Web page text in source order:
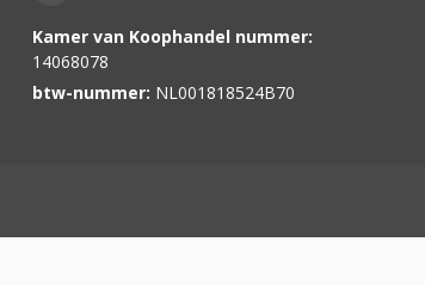
Kamer van Koophandel nummer:
14068078
btw-nummer: NL001818524B70